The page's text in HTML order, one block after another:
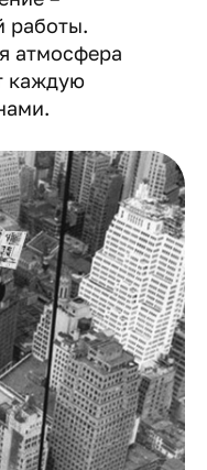
работы.
атмосфера
каждую